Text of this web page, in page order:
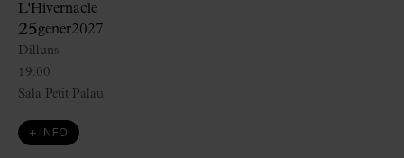
L'Hivernacle
25gener2027
19:00
Dilluns
Sala Petit Palau
+ INFO